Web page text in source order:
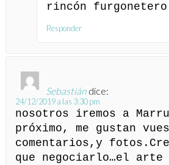
rincón
Responder
Sebastián dice:
24/12/2019 a las 3:30 pm
nosotros iremos a
próximo, me gustan
comentarios,y
que negociarlo…el arte